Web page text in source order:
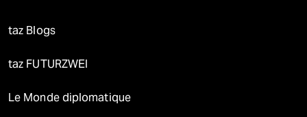
taz Blogs
taz FUTURZWEI
Le Monde diplomatique